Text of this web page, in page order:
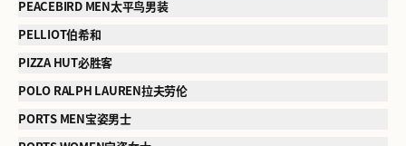
PEACEBIRD MEN太平鸟男装
PELLIOT伯希和
PIZZA HUT必胜客
POLO RALPH LAUREN拉夫劳伦
PORTS MEN宝姿男士